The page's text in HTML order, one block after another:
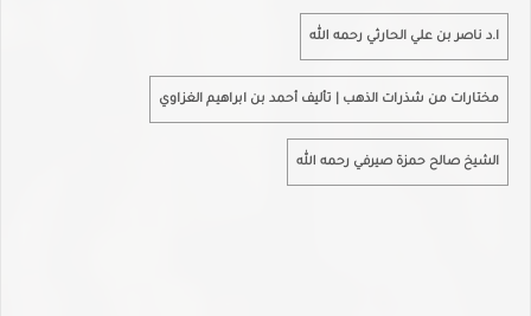
ا.د ناصر بن علي الحارثي رحمه الله
مختارات من شذرات الذهب | تأليف أحمد بن ابراهيم الغزاوي
الشيخ صالح حمزة صيرفي رحمه الله